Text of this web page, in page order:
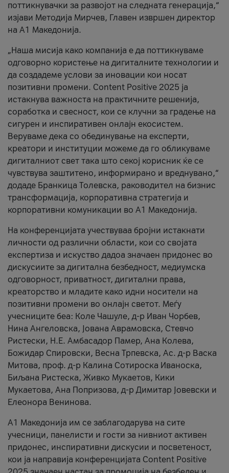
поттикнувачки за развојот на следната генерација,“
изјави Методија Мирчев, Главен извршен директор
на А1 Македонија.
„Наша мисија како компанија е да поттикнуваме
одговорно користење на дигиталните технологии и
да создадеме услови за иновации кои носат
позитивни промени. Content Positive 2025 ја
истакнува важноста на практичните решенија,
соработка и свесност, кои се клучни за градење на
сигурен и инспиративен онлајн екосистем.
Веруваме дека со обединување на експерти,
креатори и институции можеме да го обликуваме
дигиталниот свет така што секој корисник ќе се
чувствува заштитено, информирано и вреднувано,“
додаде Бранкица Толевска, раководител на бизнис
трансформација, корпоративна стратегија и
корпоративни комуникации во А1 Македонија.
На конференцијата учествуваа бројни истакнати
личности од различни области, кои со својата
експертиза и искуство дадоа значаен придонес во
дискусиите за дигитална безбедност, медиумска
одговорност, приватност, дигитални права,
креаторство и младите како идни носители на
позитивни промени во онлајн светот. Меѓу
учесниците беа: Коле Чашуле, д-р Иван Чорбев,
Нина Ангеловска, Јована Аврамовска, Стевчо
Ристески, Н.Е. Амбасадор Памер, Ана Колева,
Божидар Спировски, Весна Трпевска, Ас. д-р Васка
Митова, проф. д-р Калина Сотироска Иваноска,
Биљана Ристеска, Живко Мукаетов, Кики
Мукаетова, Ана Попризова, д-р Димитар Јовевски и
Елеонора Венинова.
А1 Македонија им се заблагодарува на сите
учесници, панелисти и гости за нивниот активен
придонес, инспиративни дискусии и посветеност,
кои ја направија конференцијата Content Positive